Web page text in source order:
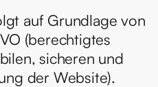
auf Grundlage von
(berechtigtes
sicheren und
der Website).